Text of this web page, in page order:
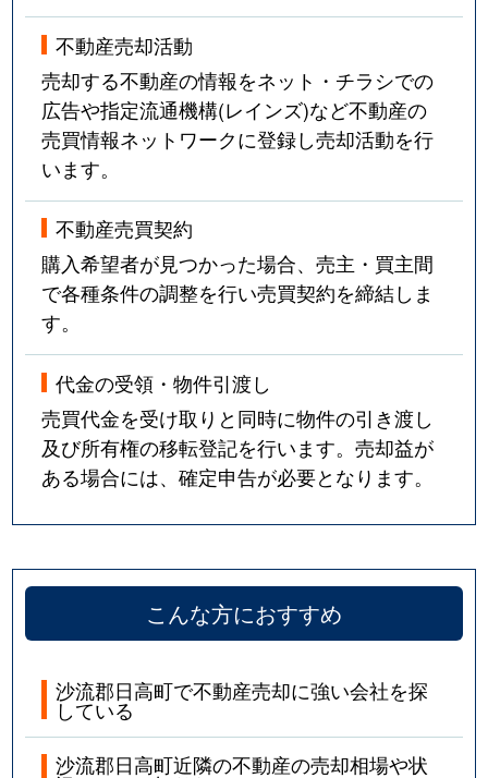
不動産売却活動
売却する不動産の情報をネット・チラシでの
広告や指定流通機構(レインズ)など不動産の
売買情報ネットワークに登録し売却活動を行
います。
不動産売買契約
購入希望者が見つかった場合、売主・買主間
で各種条件の調整を行い売買契約を締結しま
す。
代金の受領・物件引渡し
売買代金を受け取りと同時に物件の引き渡し
及び所有権の移転登記を行います。売却益が
ある場合には、確定申告が必要となります。
こんな方におすすめ
沙流郡日高町で不動産売却に強い会社を探
している
沙流郡日高町近隣の不動産の売却相場や状